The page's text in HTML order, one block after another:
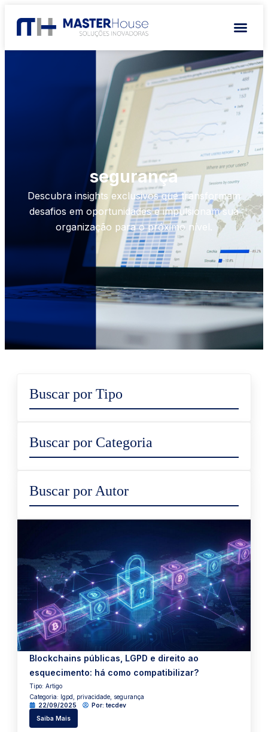
segurança
Descubra insights exclusivos que transformam
desafios em oportunidades e impulsionam sua
organização para o próximo nível.
Buscar por Tipo
Buscar por Categoria
Buscar por Autor
Blockchains públicas, LGPD e direito ao
esquecimento: há como compatibilizar?
Tipo: Artigo
Categoria: lgpd privacidade segurança
22/09/2025
Por: tecdev
Saiba Mais